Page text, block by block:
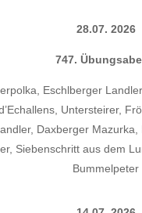
28.07. 2026
747.
Eschlberger
Untersteirer,
Daxberger
Siebenschritt aus dem
Bummelpeter